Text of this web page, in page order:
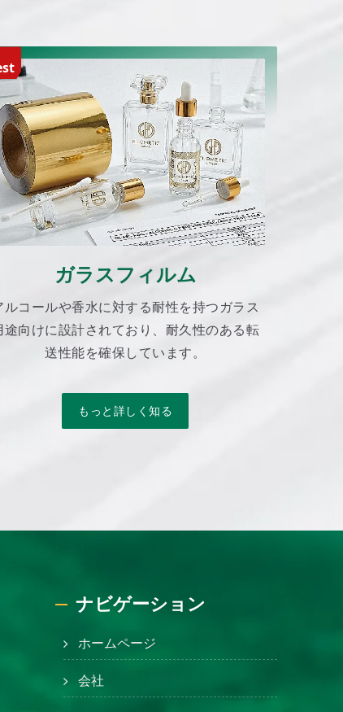
ガラスフィルム
ルコールや香水に対する耐性を持つガラス
途向けに設計されており、耐久性のある転
送性能を確保しています。
もっと詳しく知る
ナビゲーション
ホームページ
会社